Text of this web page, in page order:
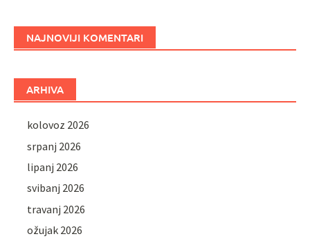
NAJNOVIJI KOMENTARI
ARHIVA
kolovoz 2026
srpanj 2026
lipanj 2026
svibanj 2026
travanj 2026
ožujak 2026